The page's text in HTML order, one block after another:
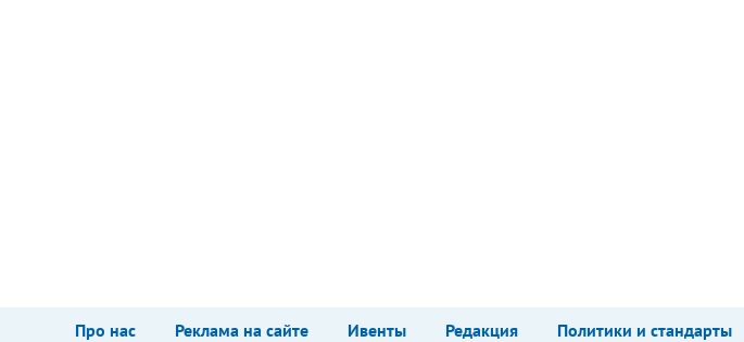
Про нас Реклама на сайте Ивенты Редакция Политики и стандарты